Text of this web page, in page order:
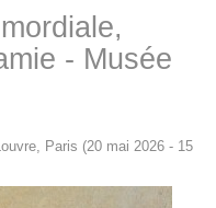
- Musée
Paris (20 mai 2026 - 15